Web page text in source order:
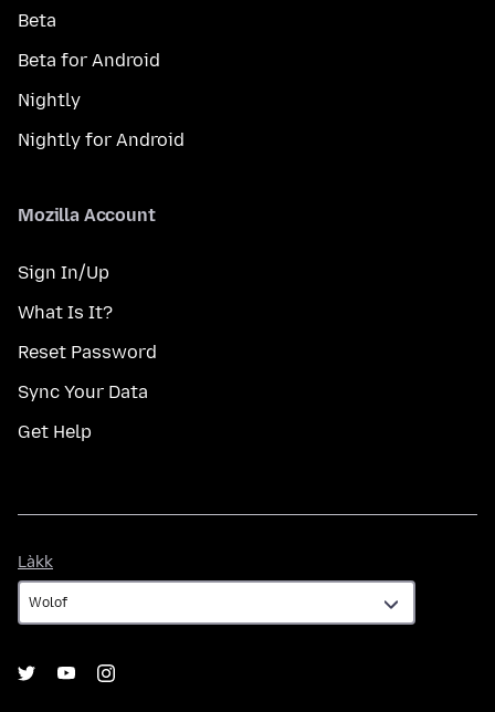
Beta
Beta for Android
Nightly
Nightly for Android
Mozilla Account
Sign In/Up
What Is It?
Reset Password
Sync Your Data
Get Help
Làkk